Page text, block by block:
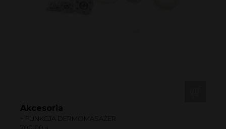
Akcesoria
+ FUNKCJA DERMOMASAŻER